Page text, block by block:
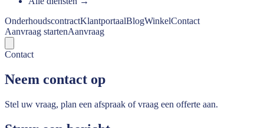
OnderhoudscontractKlantportaalBlogWinkelContact
Aanvraag startenAanvraag
Contact
Neem contact op
Stel uw vraag, plan een afspraak of vraag een offerte aan.